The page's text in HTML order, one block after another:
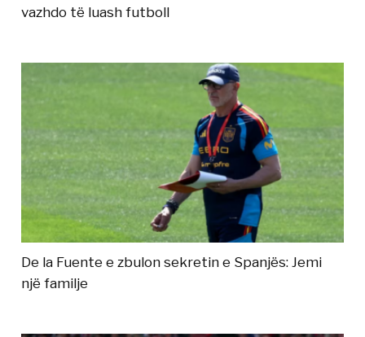
vazhdo të luash futboll
De la Fuente e zbulon sekretin e Spanjës: Jemi
një familje